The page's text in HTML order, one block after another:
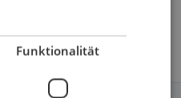
Funktionalität